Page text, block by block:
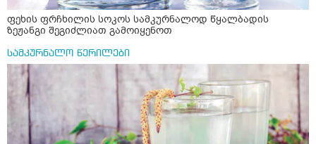
ფეხის ფრჩხილის სოკოს სამკურნალოდ წყალბადის
ზეჟანგი შეგიძლიათ გამოიყენოთ
სამკურნალო წერილები